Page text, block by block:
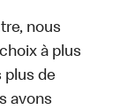
nous
à plus
plus de
avons